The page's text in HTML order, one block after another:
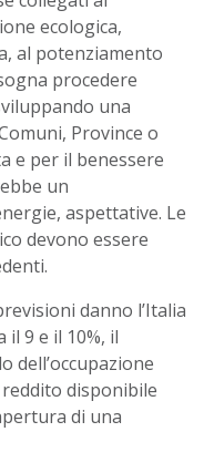
ecologica,
al potenziamento
procedere
una
Province o
e per il benessere
un
aspettative. Le
devono essere
danno l’Italia
9 e il 10%, il
dell’occupazione
disponibile
di una